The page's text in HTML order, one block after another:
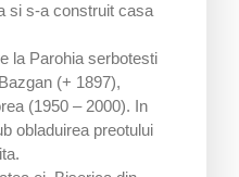
si s-a construit casa
la Parohia serbotesti
(+ 1897),
(1950 – 2000). In
obladuirea preotului